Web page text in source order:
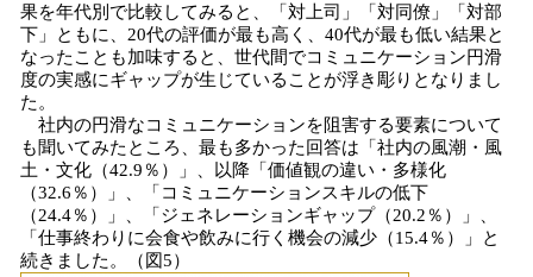
果を年代別で比較してみると、「対上司」「対同僚」「対部
下」ともに、20代の評価が最も高く、40代が最も低い結果と
なったことも加味すると、世代間でコミュニケーション円滑
度の実感にギャップが生じていることが浮き彫りとなりまし
た。
社内の円滑なコミュニケーションを阻害する要素について
も聞いてみたところ、最も多かった回答は「社内の風潮・風
土・文化（42.9％）」、以降「価値観の違い・多様化
（32.6％）」、「コミュニケーションスキルの低下
（24.4％）」、「ジェネレーションギャップ（20.2％）」、
「仕事終わりに会食や飲みに行く機会の減少（15.4％）」と
続きました。（図5）